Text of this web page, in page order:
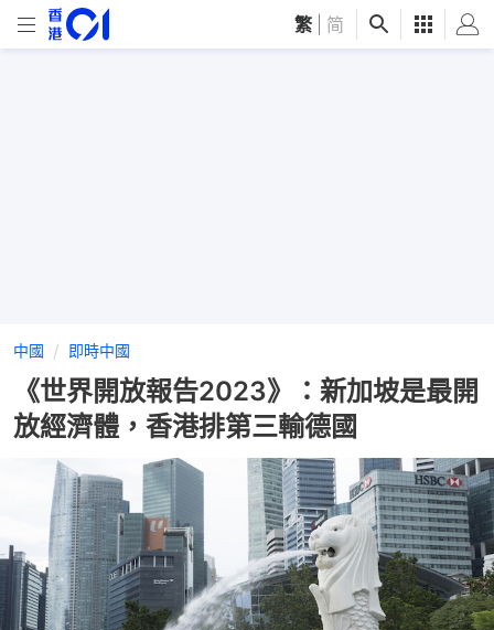
繁 简
中國 即時中國
《世界開放報告2023》：新加坡是最開
放經濟體，香港排第三輸德國